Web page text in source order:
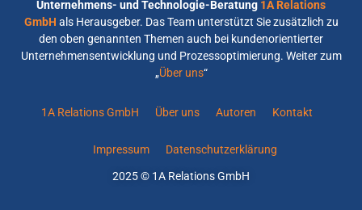
Unternehmens- und Technologie-Beratung 1A Relations
GmbH als Herausgeber. Das Team unterstützt Sie zusätzlich zu
den oben genannten Themen auch bei kundenorientierter
Unternehmensentwicklung und Prozessoptimierung. Weiter zum
„Über uns“
1A Relations GmbH Über uns Autoren Kontakt
Impressum Datenschutzerklärung
2025 © 1A Relations GmbH